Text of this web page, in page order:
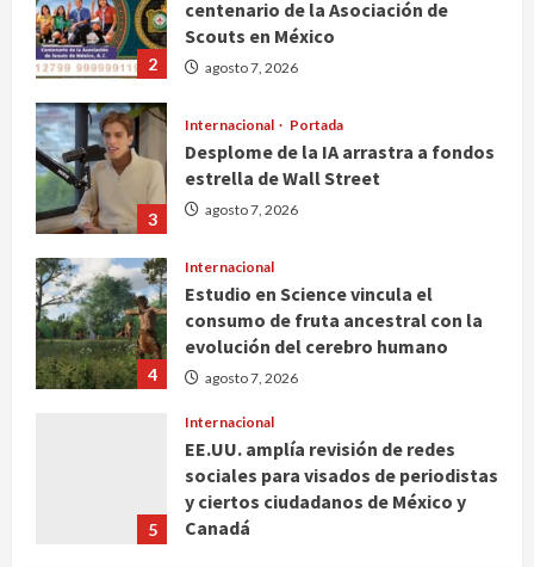
2
centenario de la Asociación de
Scouts en México
agosto 7, 2026
3
Internacional Portada
Desplome de la IA arrastra a fondos
estrella de Wall Street
agosto 7, 2026
4
Internacional
Estudio en Science vincula el
consumo de fruta ancestral con la
evolución del cerebro humano
agosto 7, 2026
5
Internacional
EE.UU. amplía revisión de redes
sociales para visados de periodistas
y ciertos ciudadanos de México y
Canadá